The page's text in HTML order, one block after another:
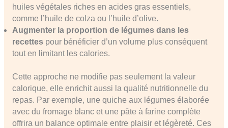
huiles végétales riches en acides gras essentiels,
comme l’huile de colza ou l’huile d’olive.
Augmenter la proportion de légumes dans les
recettespour bénéficier d’un volume plus conséquent
tout en limitant les calories.
Cette approche ne modifie pas seulement la valeur
calorique, elle enrichit aussi la qualité nutritionnelle du
repas. Par exemple, une quiche aux légumes élaborée
avec du fromage blanc et une pâte à farine complète
offrira un balance optimale entre plaisir et légèreté. Ces